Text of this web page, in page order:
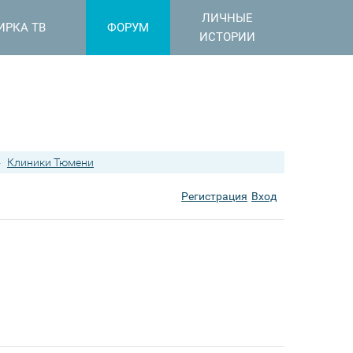
ТВ ФОРУМ
ЛИЧНЫЕ
ИСТОРИИ
Клиники Тюмени
Регистрация Вход